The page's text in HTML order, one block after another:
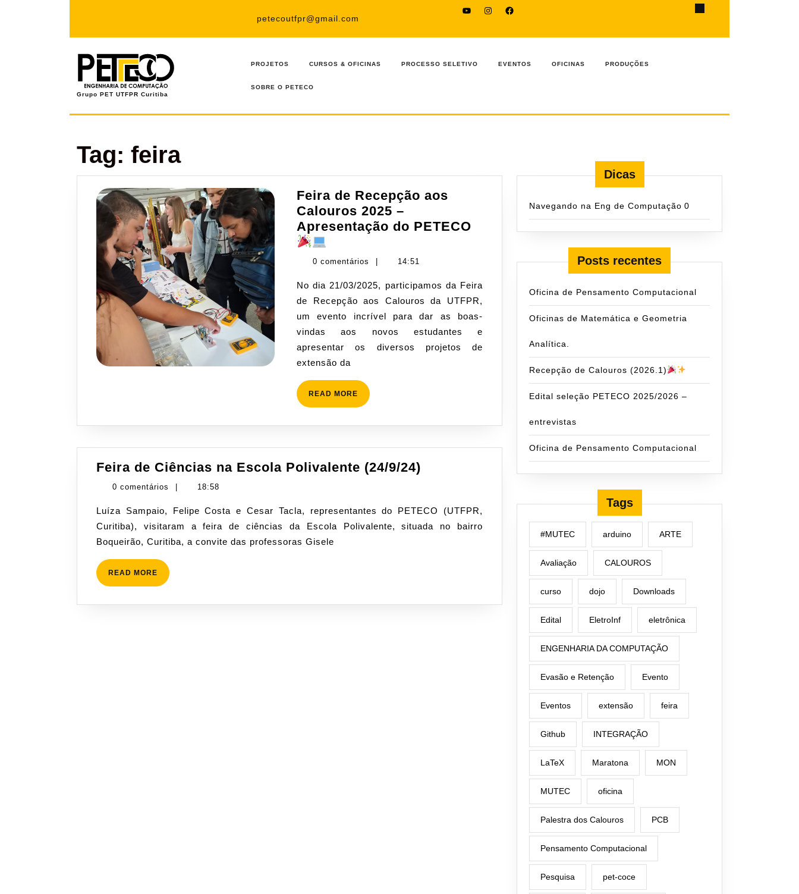
petecoutfpr@gmail.com
YouTubeInstagramFacebook
Grupo PET UTFPR Curitiba
PROJETOS CURSOS & OFICINAS PROCESSO SELETIVO EVENTOS OFICINAS PRODUÇÕES
SOBRE O PETECO
Tag: feira
Feira de Recepção aos
Calouros 2025 –
Apresentação do PETECO
de
aos
Calouros
2025
Apresentação
do
PETECO
0 comentários 14:51
No dia 21/03/2025, participamos da Feira
de Recepção aos Calouros da UTFPR,
um evento incrível para dar as boas-
vindas aos novos estudantes e
apresentar os diversos projetos de
extensão da
READ MORE READ
MORE
Feira de Ciências na Escola Polivalente (24/9/24)
na
Escola
0 comentários | 18:58
Luíza Sampaio, Felipe Costa e Cesar Tacla, representantes do PETECO (UTFPR,
Curitiba), visitaram a feira de ciências da Escola Polivalente, situada no bairro
Boqueirão, Curitiba, a convite das professoras Gisele
READ MORE READ
MORE
Dicas
Navegando na Eng de Computação 0
Posts recentes
Oficina de Pensamento Computacional
Oficinas de Matemática e Geometria
Analítica.
Recepção de Calouros (2026.1)
Edital seleção PETECO 2025/2026 –
entrevistas
Oficina de Pensamento Computacional
Tags
#MUTEC arduino ARTE
Avaliação CALOUROS
curso dojo Downloads
Edital EletroInf eletrônica
ENGENHARIA DA COMPUTAÇÃO
Evasão e Retenção Evento
Eventos extensão feira
Github INTEGRAÇÃO
LaTeX Maratona MON
MUTEC oficina
Palestra dos Calouros PCB
Pensamento Computacional
Pesquisa pet-coce